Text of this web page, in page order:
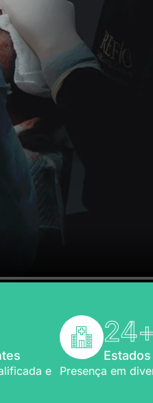
e
24
Presença em